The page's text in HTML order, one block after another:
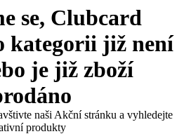
se, Clubcard
kategorii již není
je již zboží
naši Akční stránku a vyhledejte
produkty